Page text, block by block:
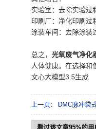
实验室：去除实验过
印刷厂：净化印刷过
涂装车间：去除涂装
总之， 光氧废气净化
人体健康。在选择和
文心大模型3.5生成
上一页： DMC脉冲袋
看过该文章95%的用